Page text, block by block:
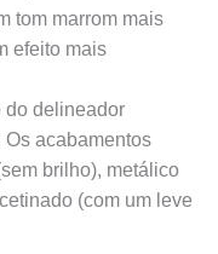
tom marrom mais
efeito mais
do delineador
Os acabamentos
brilho), metálico
(com um leve